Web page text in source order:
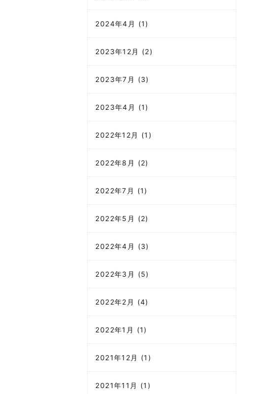
2024年4月 (1)
2023年12月 (2)
2023年7月 (3)
2023年4月 (1)
2022年12月 (1)
2022年8月 (2)
2022年7月 (1)
2022年5月 (2)
2022年4月 (3)
2022年3月 (5)
2022年2月 (4)
2022年1月 (1)
2021年12月 (1)
2021年11月 (1)